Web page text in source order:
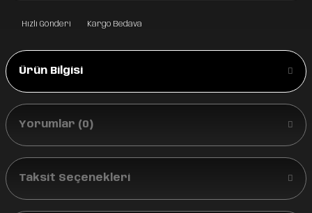
Hızlı Gönderi Kargo Bedava
Ürün Bilgisi
Yorumlar (0)
Taksit Seçenekleri